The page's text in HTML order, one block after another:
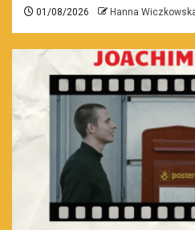
01/08/2026 Hanna